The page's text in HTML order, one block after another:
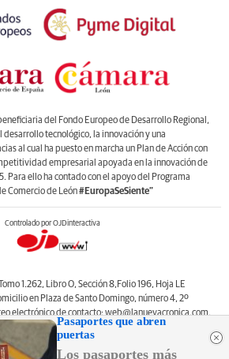
del Fondo Europeo de Desarrollo Regional,
tecnológico, la innovación y una
al cual ha puesto en marcha un Plan de Acción con
empresarial apoyada en la innovación de
Para ello ha contado con el apoyo del Programa
Comercio de León#EuropaSeSiente”
Controlado por OJDinteractiva
1.262, Libro O, Sección 8,Folio 196, Hoja LE
en Plaza de Santo Domingo, número 4, 2º
electrónico de contacto: web@lanuevacronica.com.
(LA NUEVA CRÓNICA). Incluye contenidos de la
o de terceros.
Pasaportes que abren
puertas
Los pasaportes más